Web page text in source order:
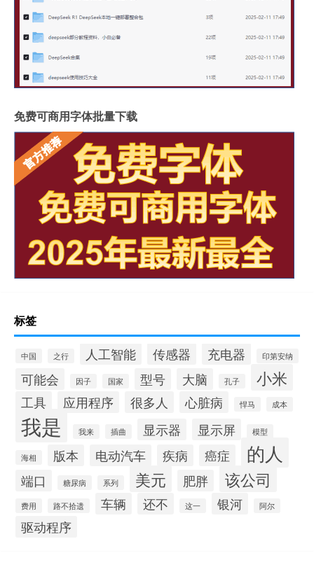
免费可商用字体批量下载
标签
中国 之行 人工智能 传感器 充电器 印第安纳
可能会 因子 国家 型号 大脑 孔子 小米
工具 应用程序 很多人 心脏病 悍马 成本
我是 我来 插曲 显示器 显示屏 模型
海相 版本 电动汽车 疾病 癌症 的人
端口 糖尿病 系列 美元 肥胖 该公司
费用 路不拾遗 车辆 还不 这一 银河 阿尔
驱动程序